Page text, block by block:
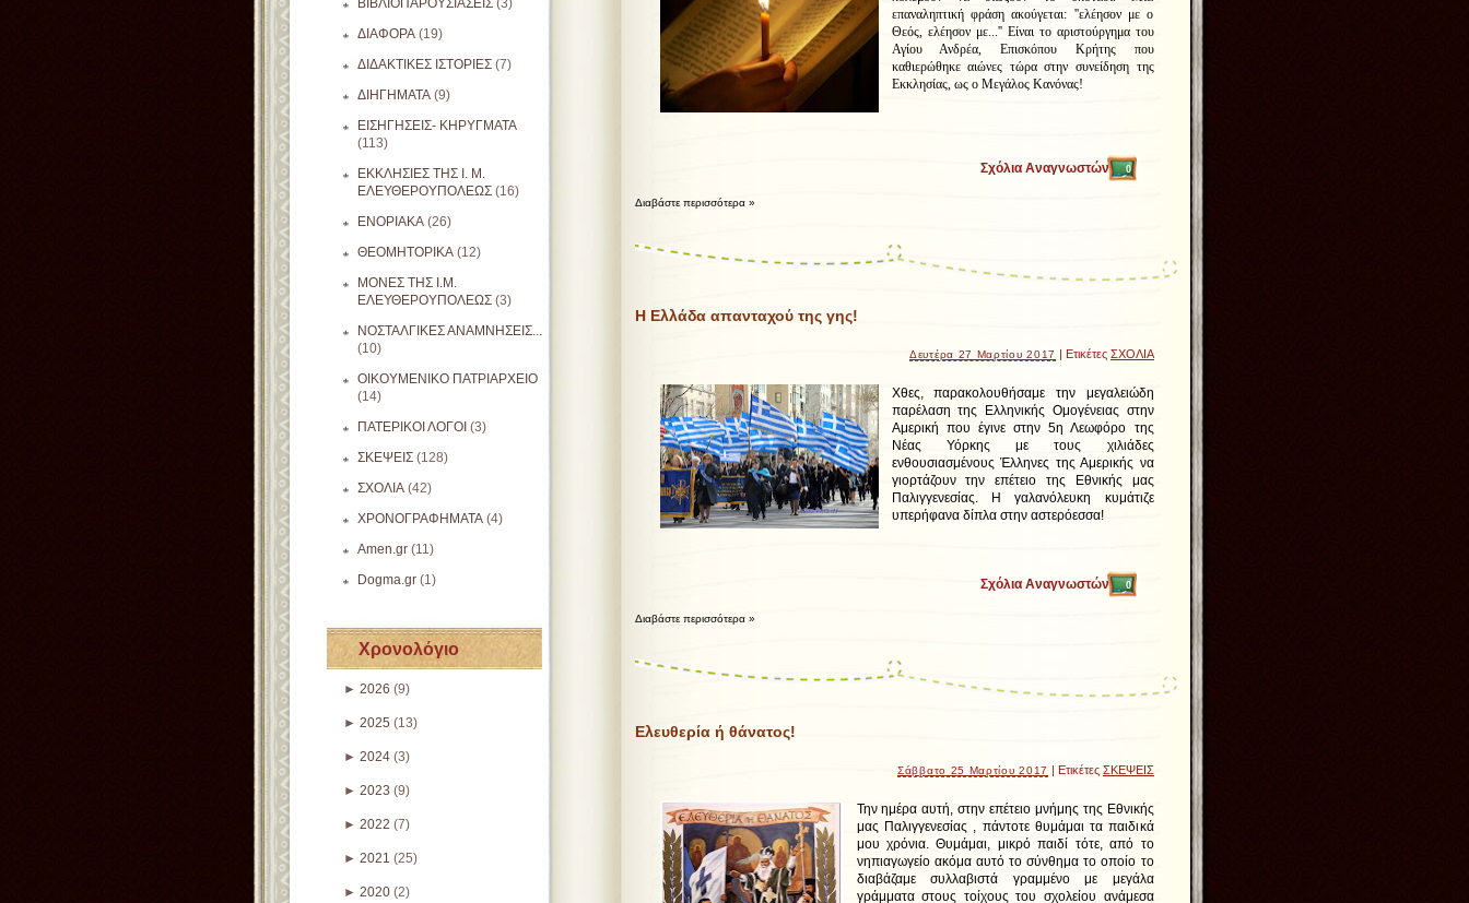
ΒΙΒΛΙΟΠΑΡΟΥΣΙΑΣΕΙΣ (3)
ΔΙΑΦΟΡΑ (19)
ΔΙΔΑΚΤΙΚΕΣ ΙΣΤΟΡΙΕΣ (7)
ΔΙΗΓΗΜΑΤΑ (9)
ΕΙΣΗΓΗΣΕΙΣ- ΚΗΡΥΓΜΑΤΑ
(113)
ΕΚΚΛΗΣΙΕΣ ΤΗΣ Ι. Μ.
ΕΛΕΥΘΕΡΟΥΠΟΛΕΩΣ (16)
ΕΝΟΡΙΑΚΑ (26)
ΘΕΟΜΗΤΟΡΙΚΑ (12)
ΜΟΝΕΣ ΤΗΣ Ι.Μ.
ΕΛΕΥΘΕΡΟΥΠΟΛΕΩΣ (3)
ΝΟΣΤΑΛΓΙΚΕΣ ΑΝΑΜΝΗΣΕΙΣ...
(10)
ΟΙΚΟΥΜΕΝΙΚΟ ΠΑΤΡΙΑΡΧΕΙΟ
(14)
ΠΑΤΕΡΙΚΟΙ ΛΟΓΟΙ (3)
ΣΚΕΨΕΙΣ (128)
ΣΧΟΛΙΑ (42)
ΧΡΟΝΟΓΡΑΦΗΜΑΤΑ (4)
Amen.gr (11)
Dogma.gr (1)
Χρονολόγιο
► 2026 (9)
► 2025 (13)
► 2024 (3)
► 2023 (9)
► 2022 (7)
► 2021 (25)
► 2020 (2)
επαναληπτική φράση ακούγεται: ''ελέησον με ο
Θεός, ελέησον με...'' Είναι το αριστούργημα του
Αγίου Ανδρέα, Επισκόπου Κρήτης που
καθιερώθηκε αιώνες τώρα στην συνείδηση της
Εκκλησίας, ως ο Μεγάλος Κανόνας!
Σχόλια Αναγνωστών 0
Διαβάστε περισσότερα »
Η Ελλάδα απανταχού της γης!
Δευτέρα 27 Μαρτίου 2017 | Ετικέτες ΣΧΟΛΙΑ
Χθες, παρακολουθήσαμε την μεγαλειώδη
παρέλαση της Ελληνικής Ομογένειας στην
Αμερική που έγινε στην 5η Λεωφόρο της
Νέας Υόρκης με τους χιλιάδες
ενθουσιασμένους Έλληνες της Αμερικής να
γιορτάζουν την επέτειο της Εθνικής μας
Παλιγγενεσίας. Η γαλανόλευκη κυμάτιζε
υπερήφανα δίπλα στην αστερόεσσα!
Σχόλια Αναγνωστών 0
Διαβάστε περισσότερα »
Ελευθερία ή θάνατος!
Σάββατο 25 Μαρτίου 2017 | Ετικέτες ΣΚΕΨΕΙΣ
Την ημέρα αυτή, στην επέτειο μνήμης της Εθνικής
μας Παλιγγενεσίας , πάντοτε θυμάμαι τα παιδικά
μου χρόνια. Θυμάμαι, μικρό παιδί τότε, από το
νηπιαγωγείο ακόμα αυτό το σύνθημα το οποίο το
διαβάζαμε συλλαβιστά γραμμένο με μεγάλα
γράμματα στους τοίχους του σχολείου ανάμεσα